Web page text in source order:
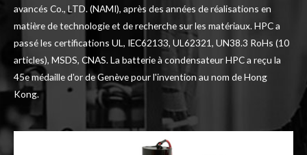
avancés Co., LTD. (NAMI), après des années de réalisations en
matière de technologie et de recherche sur les matériaux. HPC a
passé les certifications UL, IEC62133, UL62321, UN38.3 RoHs (10
articles), MSDS, CNAS.La batterie à condensateur HPC a reçu la
45e médaille d'or de Genève pour l'invention au nom de Hong
Kong.